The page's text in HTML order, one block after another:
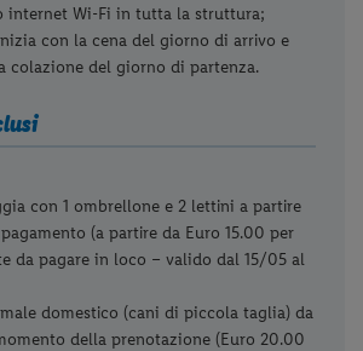
internet Wi-Fi in tutta la struttura;
con la cena del giorno di arrivo e
colazione del giorno di partenza.
con 1 ombrellone e 2 lettini a partire
(a partire da Euro 15.00 per
da pagare in loco – valido dal 15/05 al
domestico (cani di piccola taglia) da
della prenotazione (Euro 20.00